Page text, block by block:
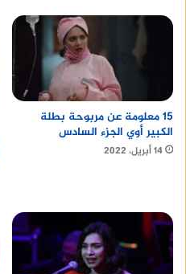
15 معلومة عن مربوحة بطلة
الكبير أوي الجزء السادس
14 أبريل، 2022